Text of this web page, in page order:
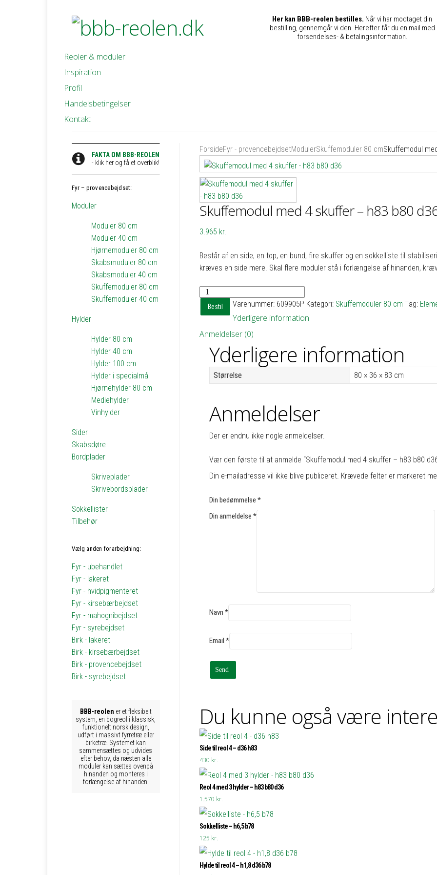
Her kan BBB-reolen bestilles. Når vi har modtaget din
bestilling, gennemgår vi den. Herefter får du en mail med
forsendelses- & betalingsinformation.
Reoler & moduler
Inspiration
Profil
Handelsbetingelser
Kontakt
ForsideFyr - provencebejdsetModulerSkuffemoduler 80 cmSkuffemodul
Skuffemodul med 4 skuffer – h83 b80
3.965 kr.
Består af en side, en top, en bund, fire skuffer og en sokkelliste til
kræves en side mere. Skal flere moduler stå i forlængelse af hinanden,
Skuffemodul
med
4
-
antal
Bestil Varenummer: 609905P Kategori: Skuffemoduler 80 cm Tag:
Yderligere information
Anmeldelser (0)
Yderligere information
Størrelse 80 × 36 × 83 cm
Anmeldelser
Der er endnu ikke nogle anmeldelser.
Vær den første til at anmelde “Skuffemodul med 4 skuffer – h83 b80
Din e-mailadresse vil ikke blive publiceret. Krævede felter er markeret
Din bedømmelse *
Din anmeldelse *
Navn *
Email *
Du kunne også være
Side til reol 4 – d36 h83
430 kr.
Reol 4 med 3 hylder – h83 b80 d36
1.570 kr.
Sokkelliste – h6,5 b78
125 kr.
Hylde til reol 4 – h1,8 d36 b78
FAKTA OM BBB-REOLEN
- klik her og få et overblik!
Fyr – provencebejdset:
Moduler
Moduler 80 cm
Moduler 40 cm
Hjørnemoduler 80 cm
Skabsmoduler 80 cm
Skabsmoduler 40 cm
Skuffemoduler 80 cm
Skuffemoduler 40 cm
Hylder
Hylder 80 cm
Hylder 40 cm
Hylder 100 cm
Hylder i specialmål
Hjørnehylder 80 cm
Mediehylder
Vinhylder
Sider
Skabsdøre
Bordplader
Skriveplader
Skrivebordsplader
Sokkellister
Tilbehør
Vælg anden forarbejdning:
Fyr - ubehandlet
Fyr - lakeret
Fyr - hvidpigmenteret
Fyr - kirsebærbejdset
Fyr - mahognibejdset
Fyr - syrebejdset
Birk - lakeret
Birk - kirsebærbejdset
Birk - provencebejdset
Birk - syrebejdset
BBB-reolen er et fleksibelt
system, en bogreol i klassisk,
funktionelt norsk design,
udført i massivt fyrretræ eller
birketræ. Systemet kan
sammensættes og udvides
efter behov, da næsten alle
moduler kan sættes ovenpå
hinanden og monteres i
forlængelse af hinanden.